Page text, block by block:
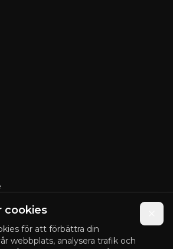
cookies
för att förbättra din
webbplats, analysera trafik och